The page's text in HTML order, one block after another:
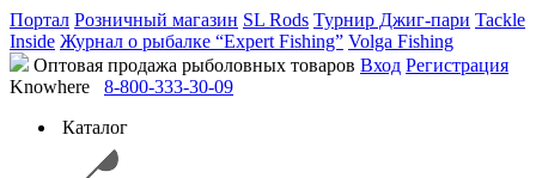
Портал Розничный магазин SL Rods Турнир Джиг-пари Tackle
Inside Журнал о рыбалке “Expert Fishing” Volga Fishing
Оптовая продажа рыболовных товаров Вход Регистрация
Knowhere
8-800-333-30-09
Каталог